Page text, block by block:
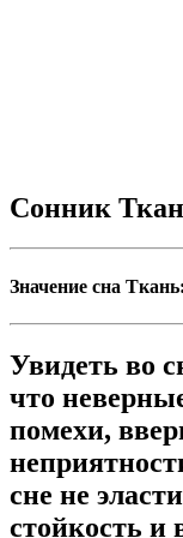
Сонник
Значение сна Ткань:
Увидеть во
что
помехи,
сне не
стойкость и